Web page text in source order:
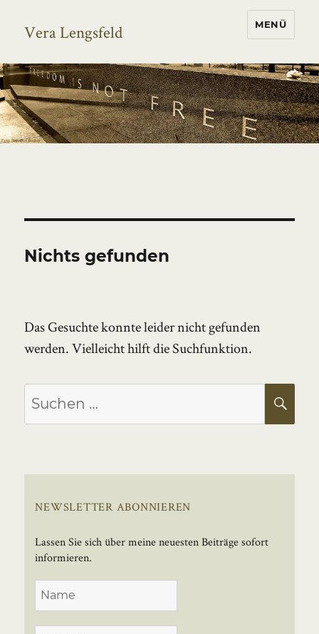
Vera Lengsfeld MENÜ
Nichts gefunden
Das Gesuchte konnte leider nicht gefunden
werden. Vielleicht hilft die Suchfunktion.
Suchen
nach:
NEWSLETTER ABONNIEREN
Lassen Sie sich über meine neuesten Beiträge sofort
informieren.